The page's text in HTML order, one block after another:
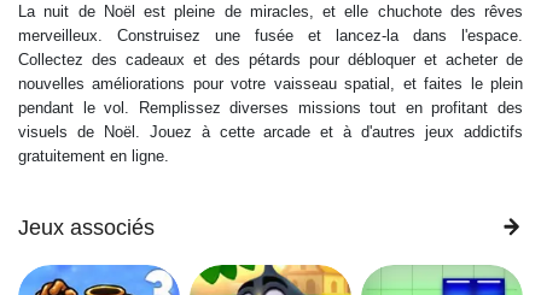
La nuit de Noël est pleine de miracles, et elle chuchote des rêves
merveilleux. Construisez une fusée et lancez-la dans l'espace.
Collectez des cadeaux et des pétards pour débloquer et acheter de
nouvelles améliorations pour votre vaisseau spatial, et faites le plein
pendant le vol. Remplissez diverses missions tout en profitant des
visuels de Noël. Jouez à cette arcade et à d'autres jeux addictifs
gratuitement en ligne.
Jeux associés